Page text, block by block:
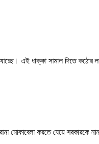
এই ধাক্কা সামাল দিতে
মোকাবেলা করতে যেয়ে সরকারকে